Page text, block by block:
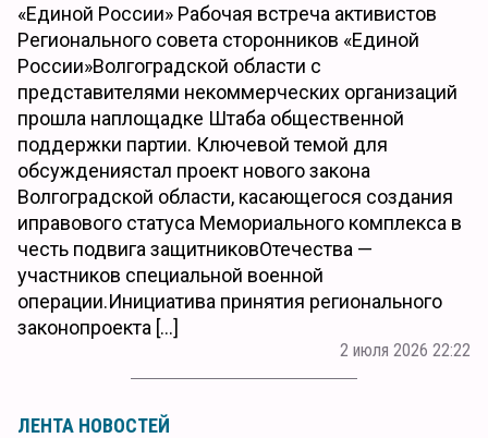
«Единой России» Рабочая встреча активистов
Регионального совета сторонников «Единой
России»Волгоградской области с
представителями некоммерческих организаций
прошла наплощадке Штаба общественной
поддержки партии. Ключевой темой для
обсуждениястал проект нового закона
Волгоградской области, касающегося создания
иправового статуса Мемориального комплекса в
честь подвига защитниковОтечества —
участников специальной военной
операции.Инициатива принятия регионального
законопроекта […]
2 июля 2026 22:22
ЛЕНТА НОВОСТЕЙ